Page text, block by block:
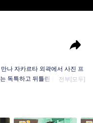
나 자카르타 외곽에서 사진 프
독특하고 뒤틀린 문제에 직면
여동생이 되고 싶어하는 프
면한 이 네 명의 소녀들에게
전부[모두]